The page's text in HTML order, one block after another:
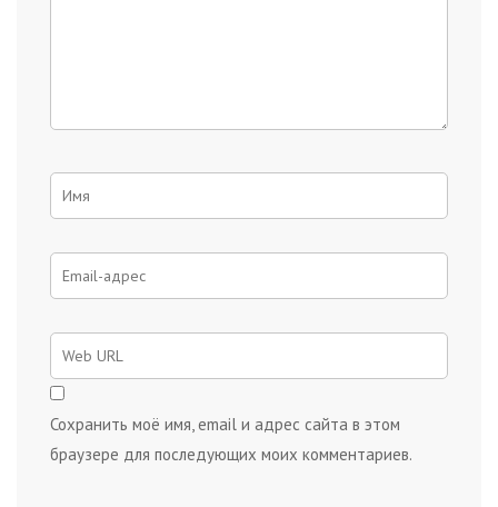
Сохранить моё имя, email и адрес сайта в этом
браузере для последующих моих комментариев.